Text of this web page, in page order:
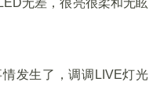
发生了，调调LIVE灯光